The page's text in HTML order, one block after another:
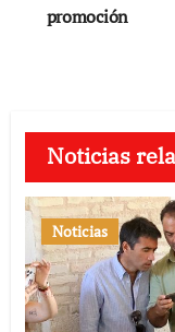
promoción
Noticias
Noticias